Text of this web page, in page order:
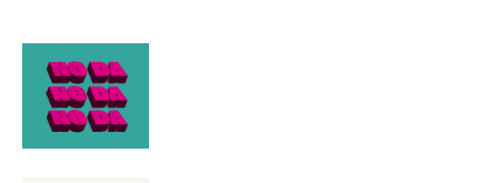
Dirección de correo electrónico